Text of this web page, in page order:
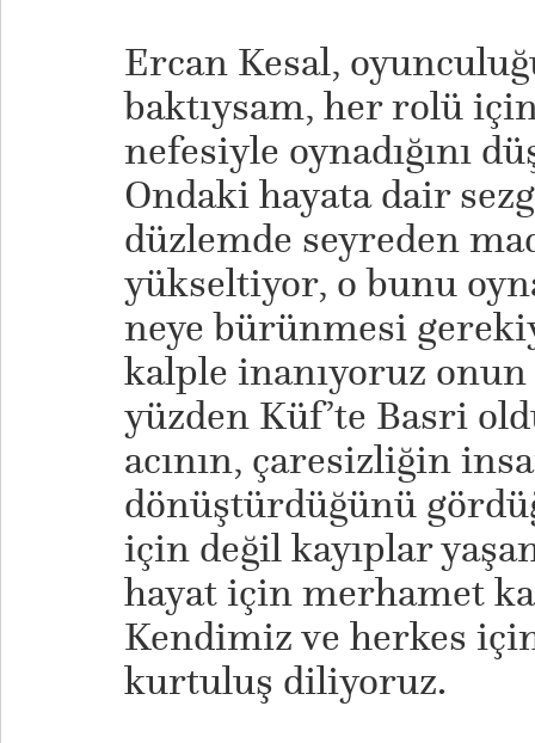
Ercan Kesal,
baktıysam, her rolü
nefesiyle oynadığını
Ondaki hayata dair
düzlemde seyreden
yükseltiyor, o bunu
neye bürünmesi
kalple inanıyoruz
yüzden Küf’te Basri
acının, çaresizliğin
dönüştürdüğünü
için değil kayıplar
hayat için merhamet
Kendimiz ve herkes
kurtuluş diliyoruz.